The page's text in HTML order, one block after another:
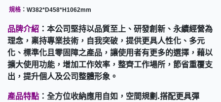
規格：W382*D458*H1062mm
品牌介紹 ：本公司堅持以品質至上、研發創新、永續經營為
理念，稟持專業技術，自我突破，提供更具人性化、多元
化、標準化且零固障之產品，讓使用者有更多的選擇，藉以
擴大使用功能，增加工作效率，整齊工作場所，節省重覆支
出，提升個人及公司整體形象。
產品特點 ：全方位收納應用自如，空間規劃.搭配更具彈